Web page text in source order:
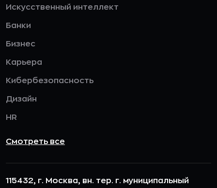
Искусственный интеллект
Банки
Бизнес
Карьера
Кибербезопасность
Дизайн
HR
Смотреть все
115432, г. Москва, вн. тер. г. муниципальный